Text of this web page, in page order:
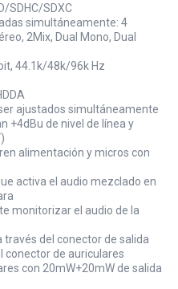
SDHC/SDXC
simultáneamente: 4
2Mix, Dual Mono, Dual
44.1k/48k/96k Hz
ajustados simultáneamente
+4dBu de nivel de línea y
alimentación y micros con
activa el audio mezclado en
monitorizar el audio de la
través del conector de salida
conector de auriculares
con 20mW+20mW de salida